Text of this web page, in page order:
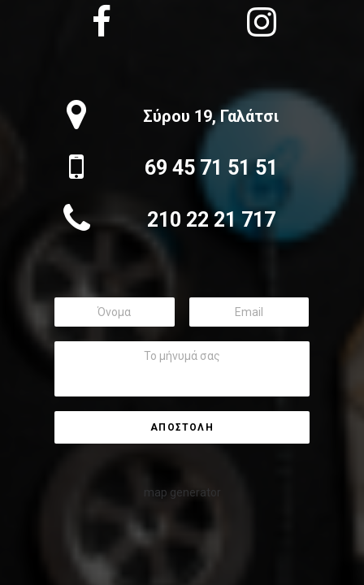
Σύρου 19, Γαλάτσι
69 45 71 51 51
210 22 21 717
map generator